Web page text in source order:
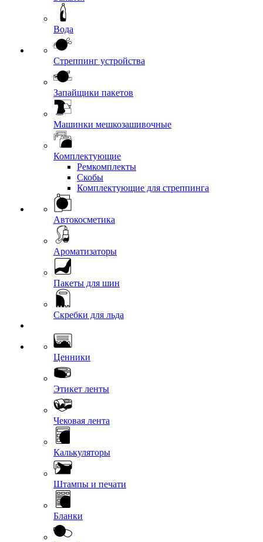
Вода
Стреппинг устройства
Запайщики пакетов
Машинки мешкозашивочные
Комплектующие
Ремкомплекты
Скобы
Комплектующие для стреппинга
Автокосметика
Ароматизаторы
Пакеты для шин
Скребки для льда
Ценники
Этикет ленты
Чековая лента
Калькуляторы
Штампы и печати
Бланки